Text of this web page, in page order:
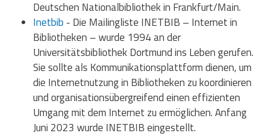
Deutschen Nationalbibliothek in Frankfurt/Main.
Inetbib - Die Mailingliste INETBIB – Internet in
Bibliotheken – wurde 1994 an der
Universitätsbibliothek Dortmund ins Leben gerufen.
Sie sollte als Kommunikationsplattform dienen, um
die Internetnutzung in Bibliotheken zu koordinieren
und organisationsübergreifend einen effizienten
Umgang mit dem Internet zu ermöglichen. Anfang
Juni 2023 wurde INETBIB eingestellt.